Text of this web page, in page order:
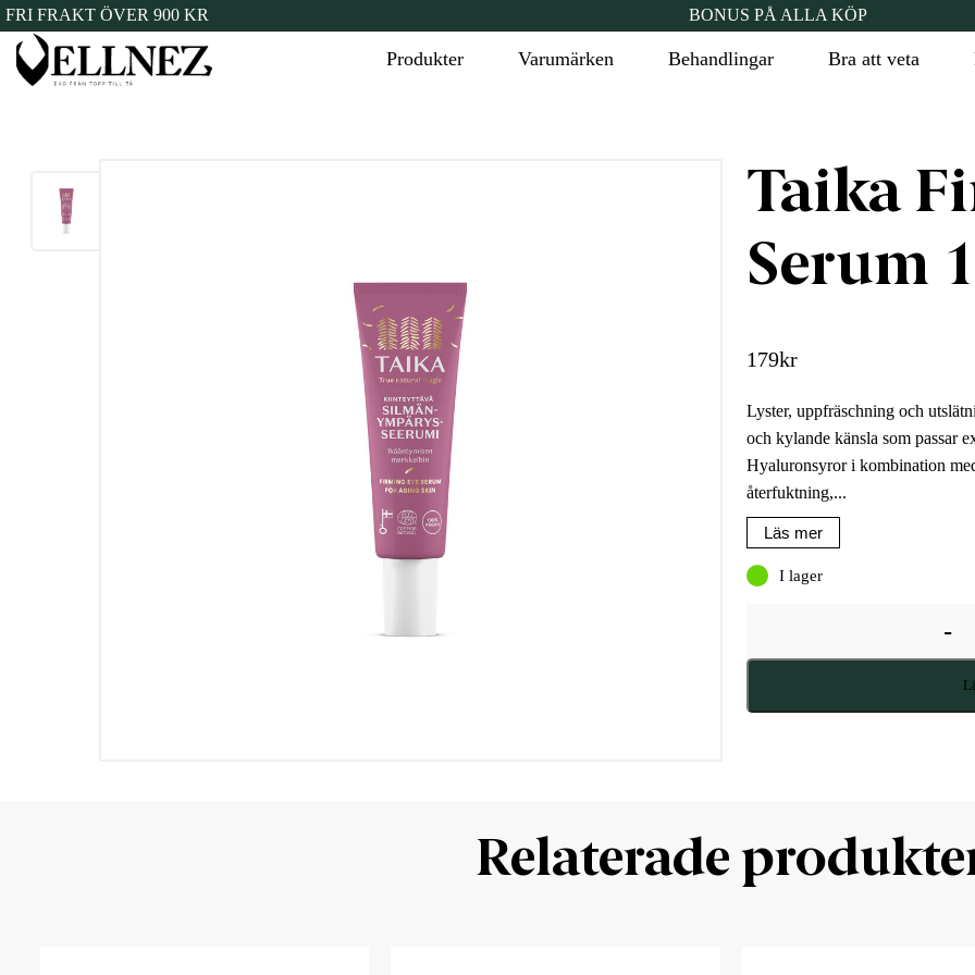
FRI FRAKT ÖVER 900 KR BONUS PÅ ALLA KÖP
Produkter Varumärken Behandlingar Bra att veta
Taika
Serum
179kr
Lyster, uppfräschning och
och kylande känsla som passar
Hyaluronsyror i kombination
återfuktning,...
Läs mer
I lager
-
Relaterade